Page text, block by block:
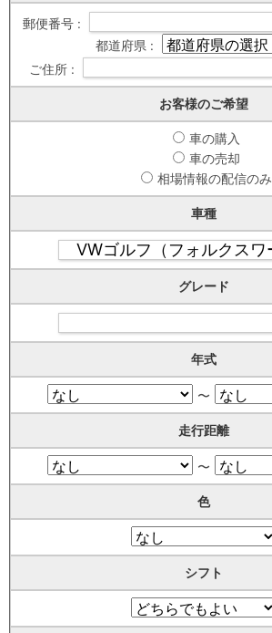
郵便番号 :
都道府県 :
ご住所 :
お客様のご希望
車の購入
車の売却
相場情報の配信のみ
車種
グレード
年式
〜
走行距離
〜
色
シフト